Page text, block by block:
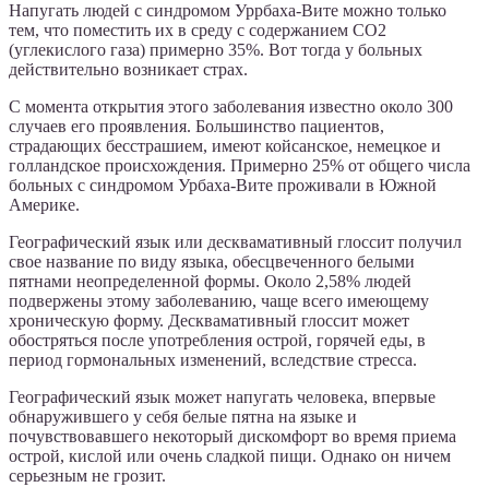
Напугать людей с синдромом Уррбаха-Вите можно только
тем, что поместить их в среду с содержанием СО2
(углекислого газа) примерно 35%. Вот тогда у больных
действительно возникает страх.
С момента открытия этого заболевания известно около 300
случаев его проявления. Большинство пациентов,
страдающих бесстрашием, имеют койсанское, немецкое и
голландское происхождения. Примерно 25% от общего числа
больных с синдромом Урбаха-Вите проживали в Южной
Америке.
Географический язык или десквамативный глоссит получил
свое название по виду языка, обесцвеченного белыми
пятнами неопределенной формы. Около 2,58% людей
подвержены этому заболеванию, чаще всего имеющему
хроническую форму. Десквамативный глоссит может
обостряться после употребления острой, горячей еды, в
период гормональных изменений, вследствие стресса.
Географический язык может напугать человека, впервые
обнаружившего у себя белые пятна на языке и
почувствовавшего некоторый дискомфорт во время приема
острой, кислой или очень сладкой пищи. Однако он ничем
серьезным не грозит.